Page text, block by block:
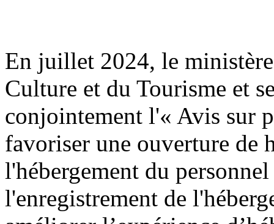
En juillet 2024, le
Culture et du Tourisme et
conjointement l'« Avis sur
favoriser une ouverture de
l'hébergement du
l'enregistrement de